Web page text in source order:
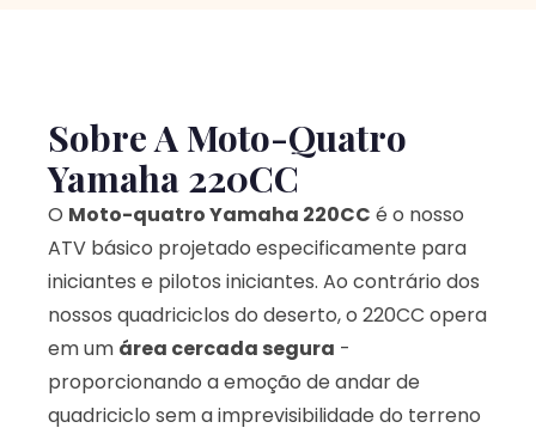
Sobre A Moto-Quatro
Yamaha 220CC
O Moto-quatro Yamaha 220CC é o nosso
ATV básico projetado especificamente para
iniciantes e pilotos iniciantes. Ao contrário dos
nossos quadriciclos do deserto, o 220CC opera
em um área cercada segura -
proporcionando a emoção de andar de
quadriciclo sem a imprevisibilidade do terreno